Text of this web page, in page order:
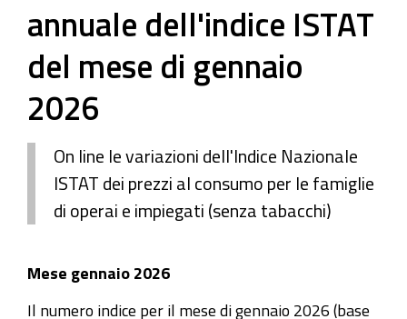
annuale dell'indice ISTAT
del mese di gennaio
2026
On line le variazioni dell'Indice Nazionale
ISTAT dei prezzi al consumo per le famiglie
di operai e impiegati (senza tabacchi)
Mese gennaio 2026
Il numero indice per il mese di gennaio 2026 (base